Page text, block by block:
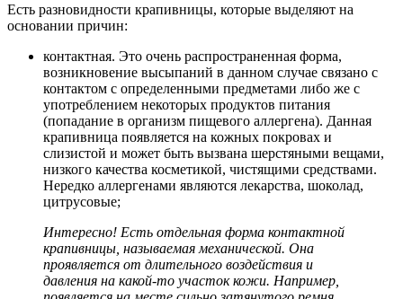
Есть разновидности крапивницы, которые выделяют на
основании причин:
контактная. Это очень распространенная форма,
возникновение высыпаний в данном случае связано с
контактом с определенными предметами либо же с
употреблением некоторых продуктов питания
(попадание в организм пищевого аллергена). Данная
крапивница появляется на кожных покровах и
слизистой и может быть вызвана шерстяными вещами,
низкого качества косметикой, чистящими средствами.
Нередко аллергенами являются лекарства, шоколад,
цитрусовые;
Интересно! Есть отдельная форма контактной
крапивницы, называемая механической. Она
проявляется от длительного воздействия и
давления на какой-то участок кожи. Например,